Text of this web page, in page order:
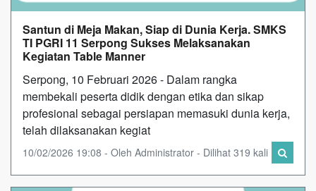
Santun di Meja Makan, Siap di Dunia Kerja. SMKS
TI PGRI 11 Serpong Sukses Melaksanakan
Kegiatan Table Manner
Serpong, 10 Februari 2026 - Dalam rangka
membekali peserta didik dengan etika dan sikap
profesional sebagai persiapan memasuki dunia kerja,
telah dilaksanakan kegiat
10/02/2026 19:08 - Oleh Administrator - Dilihat 319 kali